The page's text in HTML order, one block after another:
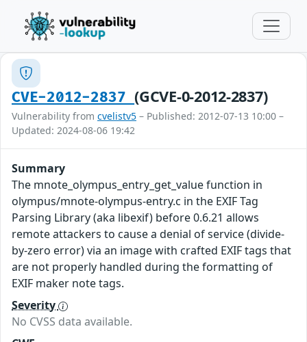
CVE-2012-2837(GCVE-0-2012-2837)
Vulnerability from cvelistv5 – Published: 2012-07-13 10:00 –
Updated: 2024-08-06 19:42
Summary
The mnote_olympus_entry_get_value function in
olympus/mnote-olympus-entry.c in the EXIF Tag
Parsing Library (aka libexif) before 0.6.21 allows
remote attackers to cause a denial of service (divide-
by-zero error) via an image with crafted EXIF tags that
are not properly handled during the formatting of
EXIF maker note tags.
Severity
No CVSS data available.